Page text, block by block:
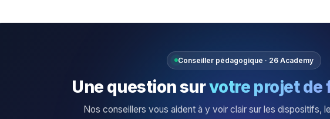
Conseiller pédagogique · 26 Academy
Une question survotre projet de
Nos conseillers vous aident à y voir clair sur les dispositifs,